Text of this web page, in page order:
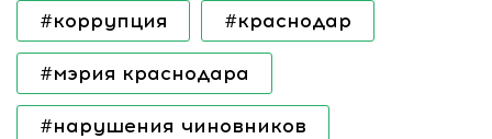
#коррупция #краснодар
#мэрия краснодара
#нарушения чиновников